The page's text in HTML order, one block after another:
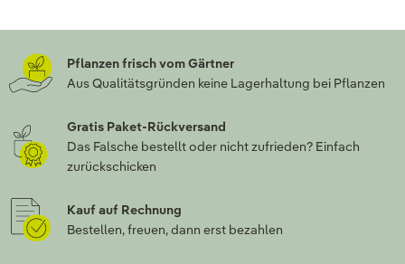
Pflanzen frisch vom Gärtner
Aus Qualitätsgründen keine Lagerhaltung bei Pflanzen
Gratis Paket-Rückversand
Das Falsche bestellt oder nicht zufrieden? Einfach
zurückschicken
Kauf auf Rechnung
Bestellen, freuen, dann erst bezahlen